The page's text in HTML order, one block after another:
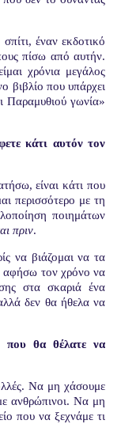
έναν εκδοτικό
πίσω από αυτήν.
χρόνια μεγάλος
βιβλίο που υπάρχει
Παραμυθιού γωνία»
κάτι αυτόν τον
είναι κάτι που
περισσότερο με τη
ποιημάτων
πριν.
να βιάζομαι να τα
αφήσω τον χρόνο να
στα σκαριά ένα
δεν θα ήθελα να
που θα θέλατε να
Να μη χάσουμε
ανθρώπινοι. Να μη
που να ξεχνάμε τι